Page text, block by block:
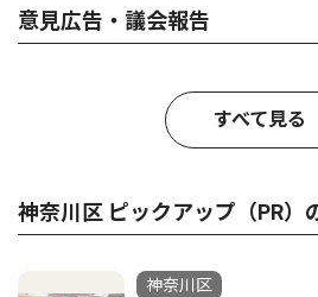
意見広告・議会報告
すべて見る
神奈川区 ピックアップ（PR）
神奈川区